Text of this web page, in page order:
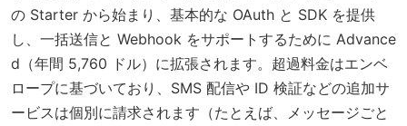
の Starter から始まり、基本的な OAuth と SDK を提供
し、一括送信と Webhook をサポートするために Advance
d（年間 5,760 ドル）に拡張されます。超過料金はエンベ
ロープに基づいており、SMS 配信や ID 検証などの追加サ
ービスは個別に請求されます（たとえば、メッセージごと